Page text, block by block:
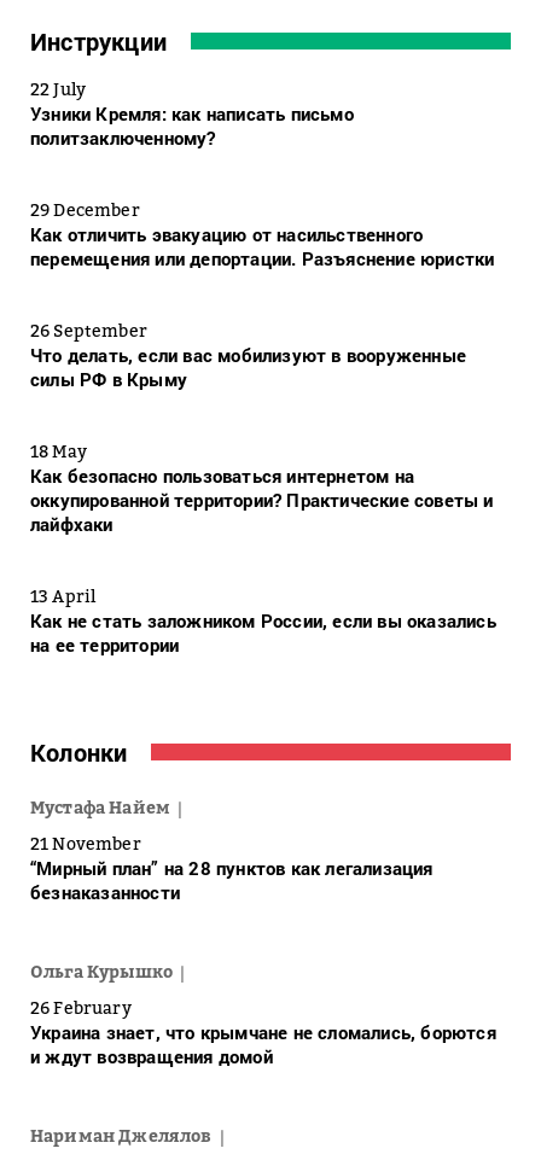
Инструкции
22 July
Узники Кремля: как написать письмо
политзаключенному?
29 December
Как отличить эвакуацию от насильственного
перемещения или депортации. Разъяснение юристки
26 September
Что делать, если вас мобилизуют в вооруженные
силы РФ в Крыму
18 May
Как безопасно пользоваться интернетом на
оккупированной территории? Практические советы и
лайфхаки
13 April
Как не стать заложником России, если вы оказались
на ее территории
Колонки
Мустафа Найем
21 November
“Мирный план” на 28 пунктов как легализация
безнаказанности
Ольга Курышко
26 February
Украина знает, что крымчане не сломались, борются
и ждут возвращения домой
Нариман Джелялов